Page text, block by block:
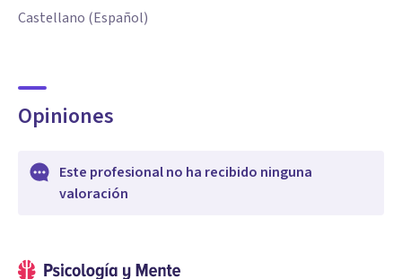
Castellano (Español)
Opiniones
Este profesional no ha recibido ninguna
valoración